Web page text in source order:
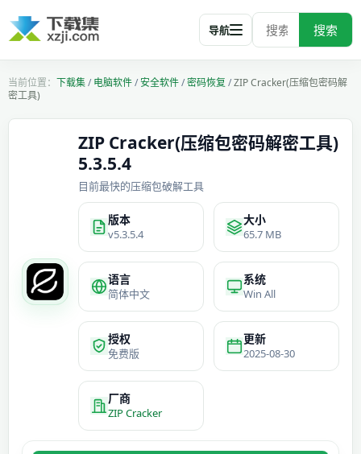
搜索
导航
下载集/电脑软件/安全软件/密码恢复 /ZIP Cracker(压缩包密码解
密工具)
ZIP Cracker(压缩包密码解密工具)
5.3.5.4
目前最快的压缩包破解工具
版本
v5.3.5.4
大小
65.7 MB
语言
简体中文
系统
Win All
授权
免费版
更新
2025-08-30
厂商
ZIP Cracker